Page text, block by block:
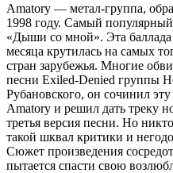
Amatory — метал-группа,
1998 году. Самый
«Дыши со мной». Эта баллада
месяца крутилась на самых
стран зарубежья. Многие
песни Exiled-Denied группы
Рубановского, он сочинил
Amatory и решил дать треку
третья версия песни. Но
такой шквал критики и
Сюжет произведения
пытается спасти свою